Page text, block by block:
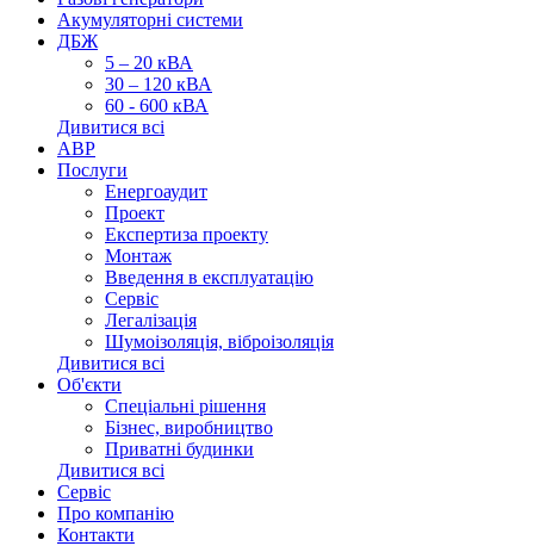
Акумуляторні системи
ДБЖ
5 – 20 кВА
30 – 120 кВА
60 - 600 кВА
Дивитися всі
АВР
Послуги
Енергоаудит
Проект
Експертиза проекту
Монтаж
Введення в експлуатацію
Сервіс
Легалізація
Шумоізоляція, віброізоляція
Дивитися всі
Об'єкти
Спеціальні рішення
Бізнес, виробництво
Приватні будинки
Дивитися всі
Сервіс
Про компанію
Контакти